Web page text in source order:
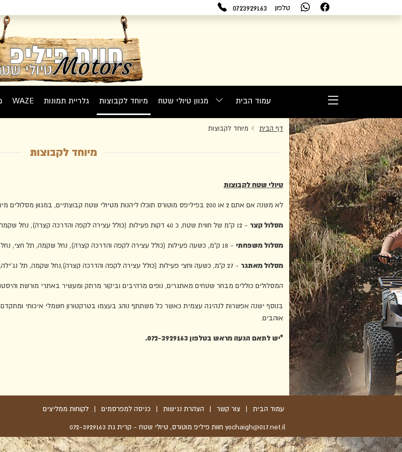
טלפון 0723929163
עמוד הבית מגוון טיולי שטח מיוחד לקבוצות גלריית תמונות WAZE
דף הבית מיוחד לקבוצות
מיוחד לקבוצות
טיולי שטח לקבוצות
לא משנה אם אתם 2 או 200 בפיליפס מוטורס תוכלו ליהנות מטיולי שטח קבוצתיים, במגוון מסלולים מיוחדים ומרתקים.
מסלול קצר - 12 ק"מ של חווית שטח, כ 40 דקות פעילות (כולל עצירה לקפה והדרכה קצרה), נחל שקמה, תל נג'ילה, נחל סיד.
מסלול משפחתי - 18 ק"מ, כשעה פעילות (כולל עצירה לקפה והדרכה קצרה), נחל שקמה, תל חצי, נחל אדוריים, תל קשת.
מסלול מאתגר - 27 ק"מ, כשעה וחצי פעילות (כולל עצירה לקפה והדרכה קצרה),נחל שקמה, תל נג'ילה, בתרונות רוחמה, נחל אדוריים.
המסלולים כוללים מבחר שטחים מאתגרים, נופים מרהיבים וביקור מרתק ומעשיר באתרי מורשת
בנוסף ישנה אפשרות לנהיגה עצמית כאשר כל משתתף נוהג בעצמו בטרקטורון חשמלי איכותי
אוהבים.
*יש לתאם הגעה מראש בטלפון 072-3929163
.
עמוד הבית | צור קשר | הצהרת נגישות | כניסה למפרסמים | לקוחות ממליצים
yochaigh@017.net.il חוות פיליפ מוטורס, טיולי שטח - קרית גת 072-3929163